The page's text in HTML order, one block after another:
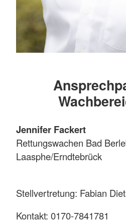
Jennifer Fackert
Rettungswachen Bad
Laasphe/Erndtebrück
Stellvertretung: Fabian
Kontakt: 0170-7841781